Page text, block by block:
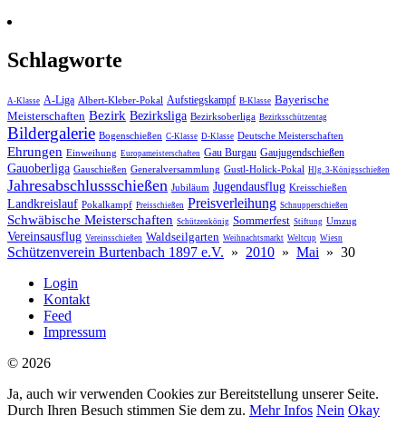
Schlagworte
A-Klasse A-Liga Albert-Kleber-Pokal Aufstiegskampf B-Klasse Bayerische
Meisterschaften Bezirk Bezirksliga Bezirksoberliga Bezirksschützentag
Bildergalerie Bogenschießen C-Klasse D-Klasse Deutsche Meisterschaften
Ehrungen Einweihung Europameisterschaften Gau Burgau Gaujugendschießen
Gauoberliga Gauschießen Generalversammlung Gustl-Holick-Pokal Hlg. 3-Königsschießen
Jahres­abschluss­schießen Jubiläum Jugendausflug Kreisschießen
Landkreislauf Pokalkampf Preisschießen Preisverleihung Schnupperschießen
Schwäbische Meisterschaften Schützenkönig Sommerfest Stiftung Umzug
Vereinsausflug Vereinsschießen Waldseilgarten Weihnachtsmarkt Weltcup Wiesn
Schützenverein Burtenbach 1897 e.V. » 2010 » Mai » 30
Login
Kontakt
Feed
Impressum
© 2026
Ja, auch wir verwenden Cookies zur Bereitstellung unserer Seite.
Durch Ihren Besuch stimmen Sie dem zu. Mehr Infos Nein Okay